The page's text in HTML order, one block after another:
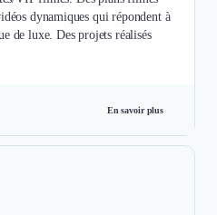
dynamiques qui répondent à
de luxe. Des projets réalisés
En savoir plus